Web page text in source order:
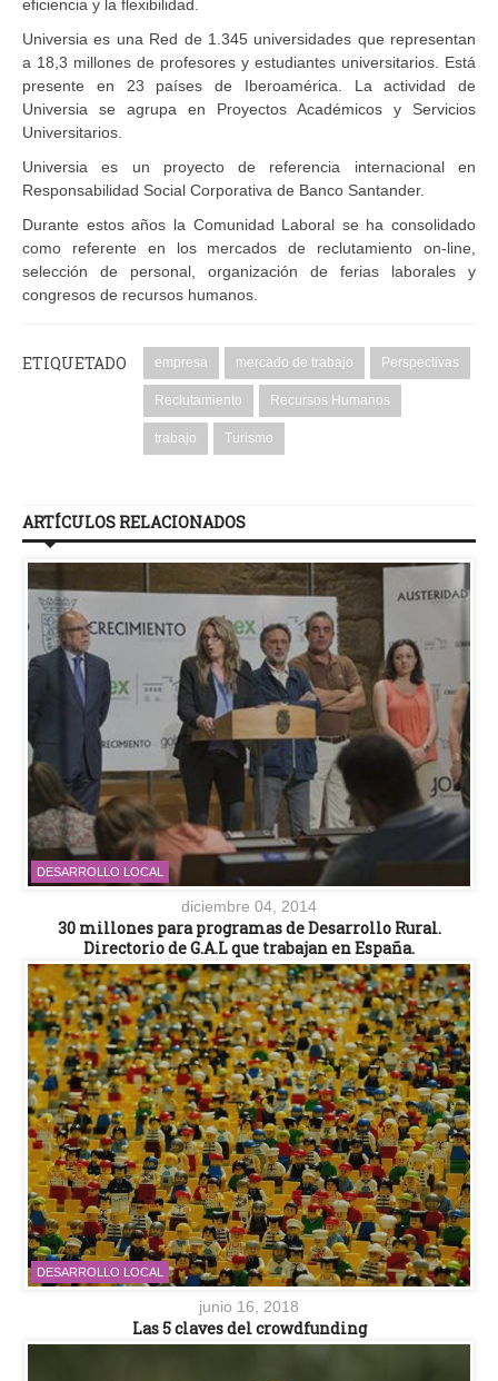
eficiencia y la flexibilidad.
Universia es una Red de 1.345 universidades que representan
a 18,3 millones de profesores y estudiantes universitarios. Está
presente en 23 países de Iberoamérica. La actividad de
Universia se agrupa en Proyectos Académicos y Servicios
Universitarios.
Universia es un proyecto de referencia internacional en
Responsabilidad Social Corporativa de Banco Santander.
Durante estos años la Comunidad Laboral se ha consolidado
como referente en los mercados de reclutamiento on-line,
selección de personal, organización de ferias laborales y
congresos de recursos humanos.
ETIQUETADO empresa mercado de trabajo Perspectivas
Reclutamiento Recursos Humanos
trabajo Turismo
ARTÍCULOS RELACIONADOS
DESARROLLO LOCAL
diciembre 04, 2014
30 millones para programas de Desarrollo Rural.
Directorio de G.A.L que trabajan en España.
DESARROLLO LOCAL
junio 16, 2018
Las 5 claves del crowdfunding